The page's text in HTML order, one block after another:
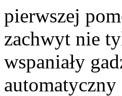
pierwszej
zachwyt nie
wspaniały